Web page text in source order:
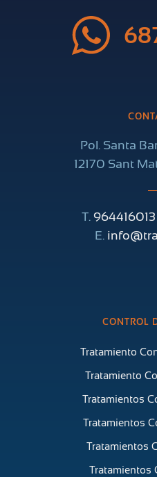
Pol. Santa
12170 Sant
T. 964416013
E.
CONTROL
Tratamiento
Tratamiento
Tratamientos
Tratamientos
Tratamientos
Tratamientos